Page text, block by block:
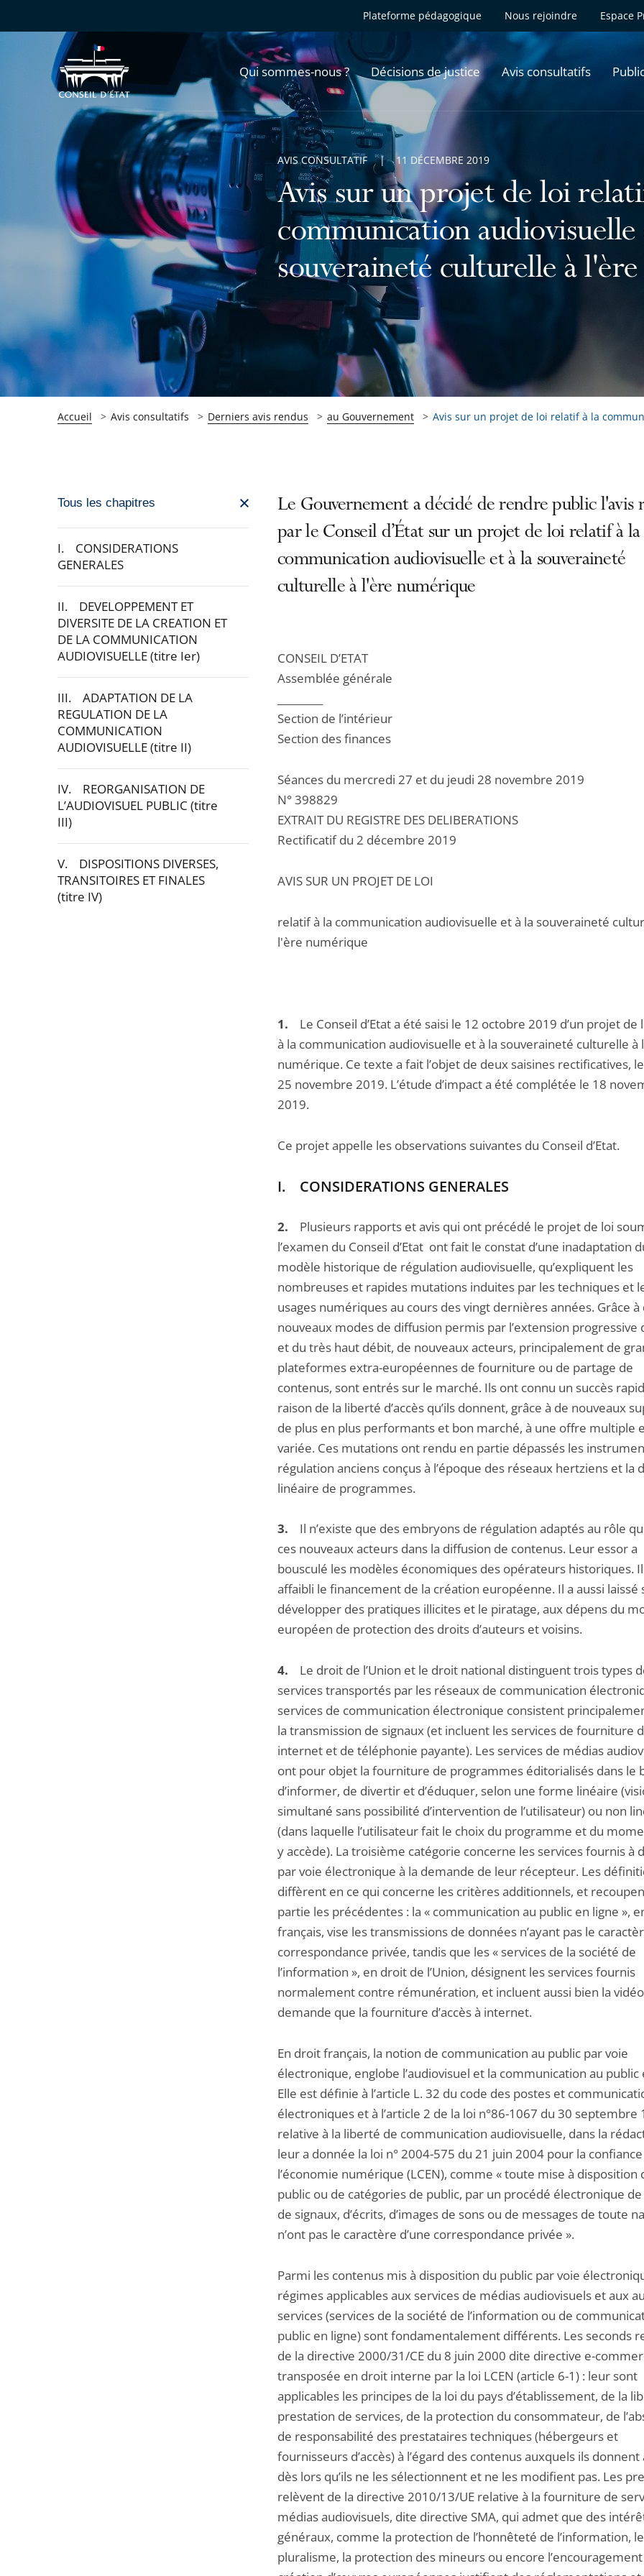
Plateforme pédagogique Nous rejoindre Espace
Qui sommes-nous ? Décisions de justice Avis consultatifs
Avis sur un projet de loi
communication audiovisuelle
souveraineté culturelle à
AVIS CONSULTATIF 11 DÉCEMBRE 2019
Accueil Avis consultatifs Derniers avis rendus au Gouvernement Avis sur un projet de loi relatif à la
Passer
navigation
de
pour
arriver
après
Tous les chapitres
I. CONSIDERATIONS
GENERALES
II. DEVELOPPEMENT ET
DIVERSITE DE LA CREATION ET
DE LA COMMUNICATION
AUDIOVISUELLE (titre Ier)
III. ADAPTATION DE LA
REGULATION DE LA
COMMUNICATION
AUDIOVISUELLE (titre II)
IV. REORGANISATION DE
L’AUDIOVISUEL PUBLIC (titre
III)
V. DISPOSITIONS DIVERSES,
TRANSITOIRES ET FINALES
(titre IV)
Le Gouvernement a décidé de rendre public l'avis
par le Conseil d’État sur un projet de loi relatif à la
communication audiovisuelle et à la souveraineté
culturelle à l'ère numérique
CONSEIL D’ETAT
Assemblée générale
Section de l’intérieur
Section des finances
Séances du mercredi 27 et du jeudi 28 novembre 2019
N° 398829
EXTRAIT DU REGISTRE DES DELIBERATIONS
Rectificatif du 2 décembre 2019
AVIS SUR UN PROJET DE LOI
relatif à la communication audiovisuelle et à la souveraineté
l'ère numérique
1. Le Conseil d’Etat a été saisi le 12 octobre 2019 d’un projet de
à la communication audiovisuelle et à la souveraineté culturelle à
numérique. Ce texte a fait l’objet de deux saisines rectificatives,
25 novembre 2019. L’étude d’impact a été complétée le 18
2019.
Ce projet appelle les observations suivantes du Conseil d’Etat.
I. CONSIDERATIONS GENERALES
2.
Plusieurs rapports et avis qui ont précédé le projet de loi
l’examen du Conseil d’Etat ont fait le constat d’une inadaptation
modèle historique de régulation audiovisuelle, qu’expliquent les
nombreuses et rapides mutations induites par les techniques et
usages numériques au cours des vingt dernières années. Grâce à
nouveaux modes de diffusion permis par l’extension progressive
et du très haut débit, de nouveaux acteurs, principalement de
plateformes extra-européennes de fourniture ou de partage de
contenus, sont entrés sur le marché. Ils ont connu un succès
raison de la liberté d’accès qu’ils donnent, grâce à de nouveaux
de plus en plus performants et bon marché, à une offre multiple
variée. Ces mutations ont rendu en partie dépassés les
régulation anciens conçus à l’époque des réseaux hertziens et la
linéaire de programmes.
3. Il n’existe que des embryons de régulation adaptés au rôle
ces nouveaux acteurs dans la diffusion de contenus. Leur essor a
bousculé les modèles économiques des opérateurs historiques.
affaibli le financement de la création européenne. Il a aussi laissé
développer des pratiques illicites et le piratage, aux dépens du
européen de protection des droits d’auteurs et voisins.
4. Le droit de l’Union et le droit national distinguent trois types
services transportés par les réseaux de communication
services de communication électronique consistent
la transmission de signaux (et incluent les services de fourniture
internet et de téléphonie payante). Les services de médias
ont pour objet la fourniture de programmes éditorialisés dans le
d’informer, de divertir et d’éduquer, selon une forme linéaire
simultané sans possibilité d’intervention de l’utilisateur) ou non
(dans laquelle l’utilisateur fait le choix du programme et du
y accède). La troisième catégorie concerne les services fournis à
par voie électronique à la demande de leur récepteur. Les
diffèrent en ce qui concerne les critères additionnels, et
partie les précédentes : la « communication au public en ligne »,
français, vise les transmissions de données n’ayant pas le
correspondance privée, tandis que les « services de la société de
l’information », en droit de l’Union, désignent les services fournis
normalement contre rémunération, et incluent aussi bien la
demande que la fourniture d’accès à internet.
En droit français, la notion de communication au public par voie
électronique, englobe l’audiovisuel et la communication au public
Elle est définie à l’article L. 32 du code des postes et
électroniques et à l’article 2 de la loi n°86-1067 du 30 septembre
relative à la liberté de communication audiovisuelle, dans la
leur a donnée la loi n° 2004-575 du 21 juin 2004 pour la
l’économie numérique (LCEN), comme « toute mise à disposition
public ou de catégories de public, par un procédé électronique de
de signaux, d’écrits, d’images de sons ou de messages de toute
n’ont pas le caractère d’une correspondance privée ».
Parmi les contenus mis à disposition du public par voie
régimes applicables aux services de médias audiovisuels et aux
services (services de la société de l’information ou de
public en ligne) sont fondamentalement différents. Les seconds
de la directive 2000/31/CE du 8 juin 2000 dite directive e-
transposée en droit interne par la loi LCEN (article 6-1) : leur sont
applicables les principes de la loi du pays d’établissement, de la
prestation de services, de la protection du consommateur, de
de responsabilité des prestataires techniques (hébergeurs et
fournisseurs d’accès) à l’égard des contenus auxquels ils donnent
dès lors qu’ils ne les sélectionnent et ne les modifient pas. Les
relèvent de la directive 2010/13/UE relative à la fourniture de
médias audiovisuels, dite directive SMA, qui admet que des
généraux, comme la protection de l’honnêteté de l’information, le
pluralisme, la protection des mineurs ou encore l’encouragement